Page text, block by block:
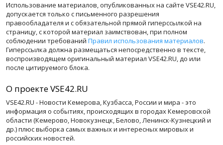
Использование материалов, опубликованных на сайте VSE42.RU,
допускается только с письменного разрешения
правообладателя и с обязательной прямой гиперссылкой на
страницу, с которой материал заимствован, при полном
соблюдении требований Правил использования материалов.
Гиперссылка должна размещаться непосредственно в тексте,
воспроизводящем оригинальный материал VSE42.RU, до или
после цитируемого блока.
О проекте VSE42.RU
VSE42.RU - Новости Кемерова, Кузбасса, России и мира - это
информация о событиях, происходящих в городах Кемеровской
области (Кемерово, Новокузнецк, Белово, Ленинск-Кузнецкий и
др.) плюс выборка самых важных и интересных мировых и
российских новостей.